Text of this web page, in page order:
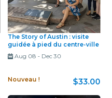
The Story of Austin : visite
guidée à pied du centre-ville
Aug 08 - Dec 30
Nouveau ! $33.00